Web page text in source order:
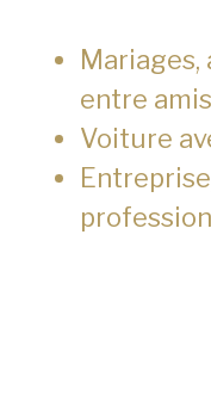
Mariages,
entre amis
Voiture